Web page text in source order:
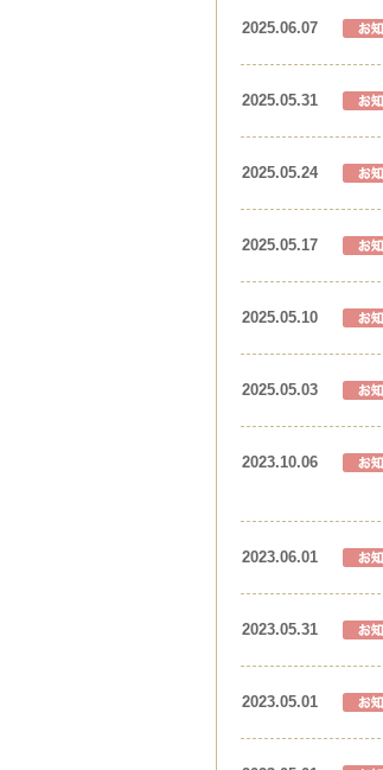
2025.06.07
2025.05.31
2025.05.24
2025.05.17
2025.05.10
2025.05.03
2023.10.06
2023.06.01
2023.05.31
2023.05.01